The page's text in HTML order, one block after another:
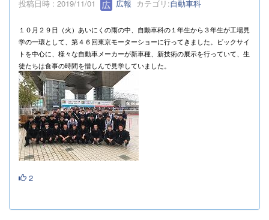
投稿日時 : 2019/11/01 広報 カテゴリ:自動車科
１０月２９日（火）あいにくの雨の中、自動車科の１年生から３年生が工場見
学の一環として、第４６回東京モーターショーに行ってきました。ビックサイ
トを中心に、様々な自動車メーカーが新車種、新技術の展示を行っていて、生
徒たちは食事の時間を惜しんで見学していました。
2